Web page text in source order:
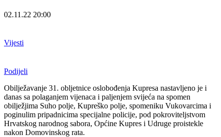
02.11.22 20:00
Vijesti
Podijeli
Obilježavanje 31. obljetnice oslobođenja Kupresa nastavljeno je i
danas sa polaganjem vijenaca i paljenjem svijeća na spomen
obilježjima Suho polje, Kupreško polje, spomeniku Vukovarcima i
poginulim pripadnicima specijalne policije, pod pokroviteljstvom
Hrvatskog narodnog sabora, Općine Kupres i Udruge proistekle
nakon Domovinskog rata.